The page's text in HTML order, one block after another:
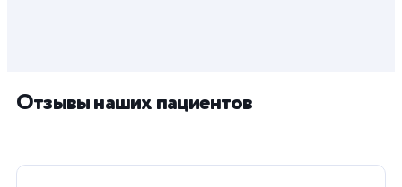
Отзывы наших пациентов